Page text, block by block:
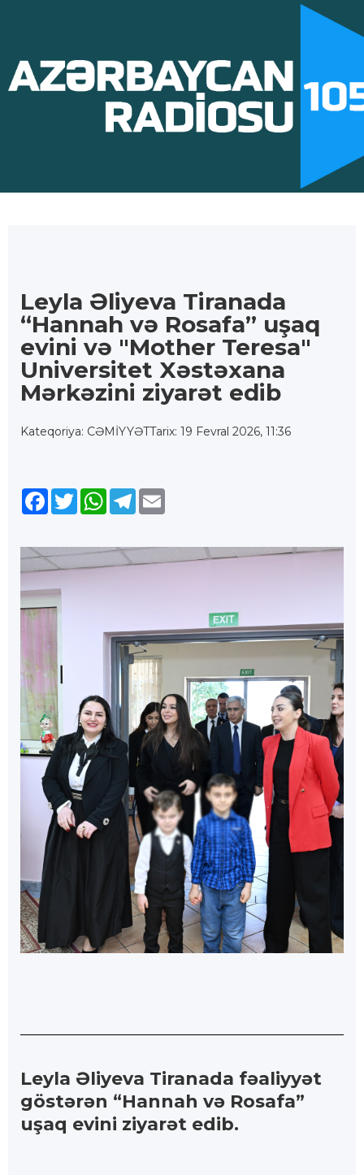
Leyla Əliyeva Tiranada
“Hannah və Rosafa” uşaq
evini və "Mother Teresa"
Universitet Xəstəxana
Mərkəzini ziyarət edib
Kateqoriya: CƏMİYYƏTTarix: 19 Fevral 2026, 11:36
Facebook
TwitterWhatsApp
Telegram
Leyla Əliyeva Tiranada fəaliyyət
göstərən “Hannah və Rosafa”
uşaq evini ziyarət edib.